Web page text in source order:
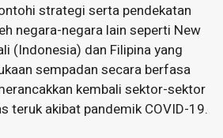
strategi serta pendekatan
negara-negara lain seperti New
(Indonesia) dan Filipina yang
sempadan secara berfasa
kembali sektor-sektor
teruk akibat pandemik COVID-19.